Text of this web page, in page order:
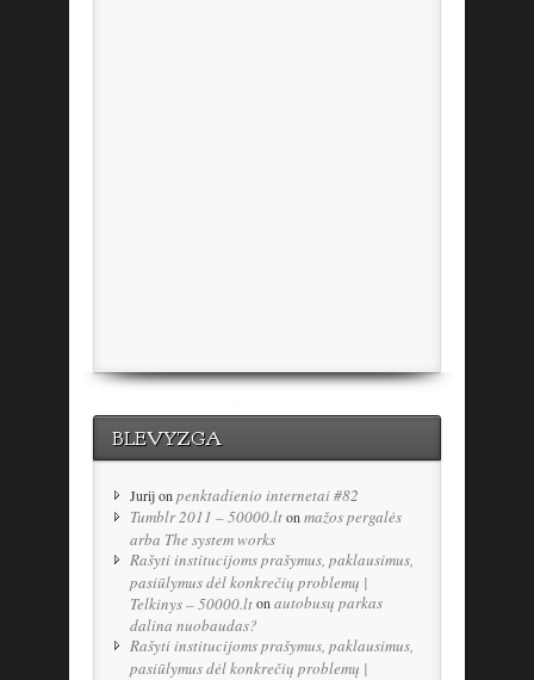
BLEVYZGA
Jurijon penktadienio internetai #82
Tumblr 2011 – 50000.lton mažos pergalės
arba The system works
Rašyti institucijoms prašymus, paklausimus,
pasiūlymus dėl konkrečių problemų |
Telkinys – 50000.lton autobusų parkas
dalina nuobaudas?
Rašyti institucijoms prašymus, paklausimus,
pasiūlymus dėl konkrečių problemų |